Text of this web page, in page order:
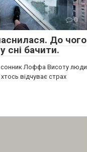
0
До чого
сні бачити.
сонник Лоффа Висоту люди
відчуває страх